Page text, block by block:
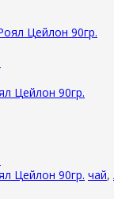
Цейлон 90гр.
Цейлон 90гр. чай,